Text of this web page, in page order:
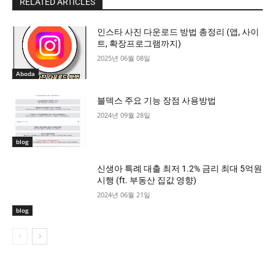
Aboda
인스타 사진 다운로드 방법 총정리 (앱, 사이
트, 확장프로그램까지)
2025년 06월 08일
blog
블덱스 주요 기능 장점 사용방법
2024년 09월 28일
blog
신생아 특례 대출 최저 1.2% 금리 최대 5억원
시행 (ft. 부동산 집값 영향)
2024년 06월 21일